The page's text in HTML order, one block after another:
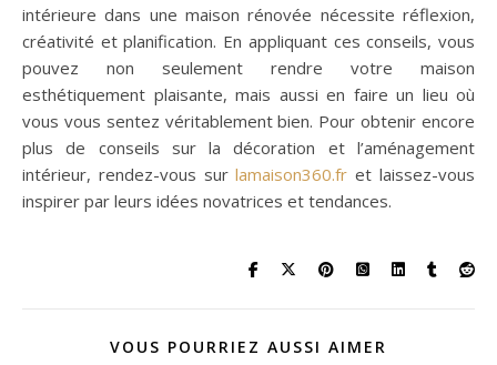
intérieure dans une maison rénovée nécessite réflexion,
créativité et planification. En appliquant ces conseils, vous
pouvez non seulement rendre votre maison
esthétiquement plaisante, mais aussi en faire un lieu où
vous vous sentez véritablement bien. Pour obtenir encore
plus de conseils sur la décoration et l’aménagement
intérieur, rendez-vous surlamaison360.fr et laissez-vous
inspirer par leurs idées novatrices et tendances.
VOUS POURRIEZ AUSSI AIMER